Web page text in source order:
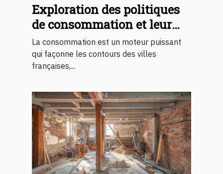
Exploration des politiques
de consommation et leur
impact sur les villes
françaises
La consommation est un moteur puissant
qui façonne les contours des villes
françaises,...